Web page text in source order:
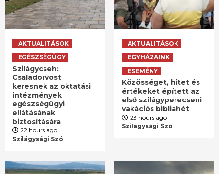
AKTUALITÁSOK
EGÉSZSÉGÜGY
Szilágycseh:
Családorvost
keresnek az oktatási
intézmények
egészségügyi
ellátásának
biztosítására
22 hours ago
Szilágysági Szó
AKTUALITÁSOK
EGYHÁZAINK
ESEMÉNY
Közösséget, hitet és
értékeket épített az
első szilágyperecseni
vakációs bibliahét
23 hours ago
Szilágysági Szó